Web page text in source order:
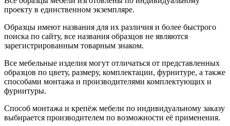
проекту в единственном экземпляре.
Образцы имеют названия для их различия и более быстрого
поиска по сайту, все названия образцов не являются
зарегистрированным товарным знаком.
Все мебельные изделия могут отличаться от представленных
образцов по цвету, размеру, комплектации, фурнитуре, а также
способами монтажа и производителями комплектующих и
фурнитуры.
Способ монтажа и крепёж мебели по индивидуальному заказу
выбирается производителем по возможности её применения.